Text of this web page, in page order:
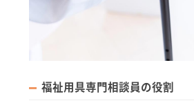
福祉用具専門相談員の役割